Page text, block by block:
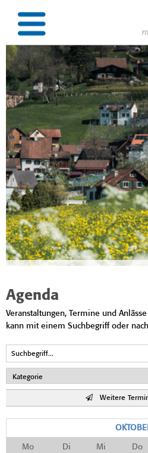
Agenda
Veranstaltungen, Termine und
kann mit einem Suchbegriff oder
Weitere
Mo Di Mi Do